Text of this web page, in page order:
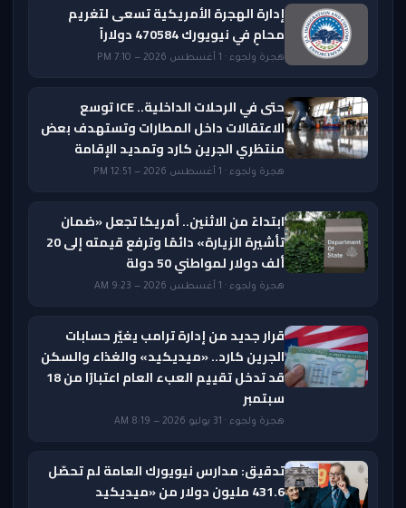
إدارة الهجرة الأمريكية تسعى لتغريم
محامٍ في نيويورك 470584 دولاراً
هجرة ولجوء · 1 أغسطس 2026 — 7:10 PM
حتى في الرحلات الداخلية.. ICE توسع
الاعتقالات داخل المطارات وتستهدف بعض
منتظري الجرين كارد وتمديد الإقامة
هجرة ولجوء · 1 أغسطس 2026 — 12:51 PM
ابتداءً من الاثنين.. أمريكا تجعل «ضمان
تأشيرة الزيارة» دائمًا وترفع قيمته إلى 20
ألف دولار لمواطني 50 دولة
هجرة ولجوء · 1 أغسطس 2026 — 9:23 AM
قرار جديد من إدارة ترامب يغيّر حسابات
الجرين كارد.. «ميديكيد» والغذاء والسكن
قد تدخل تقييم العبء العام اعتبارًا من 18
سبتمبر
هجرة ولجوء · 31 يوليو 2026 — 8:19 AM
تدقيق: مدارس نيويورك العامة لم تحصّل
431.6 مليون دولار من «ميديكيد